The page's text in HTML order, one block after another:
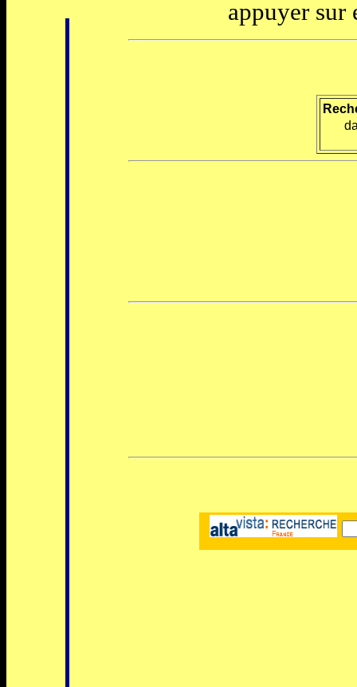
appuyer sur